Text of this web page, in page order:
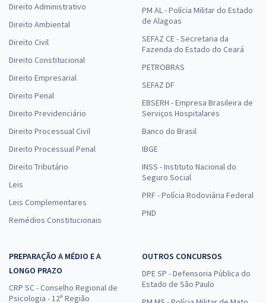
Direito Administrativo
Direito Ambiental
Direito Civil
Direito Constitucional
Direito Empresarial
Direito Penal
Direito Previdenciário
Direito Processual Civil
Direito Processual Penal
Direito Tributário
Leis
Leis Complementares
Remédios Constitucionais
PM AL - Polícia Militar do Estado
de Alagoas
SEFAZ CE - Secretaria da
Fazenda do Estado do Ceará
PETROBRAS
SEFAZ DF
EBSERH - Empresa Brasileira de
Serviços Hospitalares
Banco do Brasil
IBGE
INSS - Instituto Nacional do
Seguro Social
PRF - Polícia Rodoviária Federal
PND
PREPARAÇÃO A MÉDIO E A
LONGO PRAZO
CRP SC - Conselho Regional de
Psicologia - 12ª Região
OUTROS CONCURSOS
DPE SP - Defensoria Pública do
Estado de São Paulo